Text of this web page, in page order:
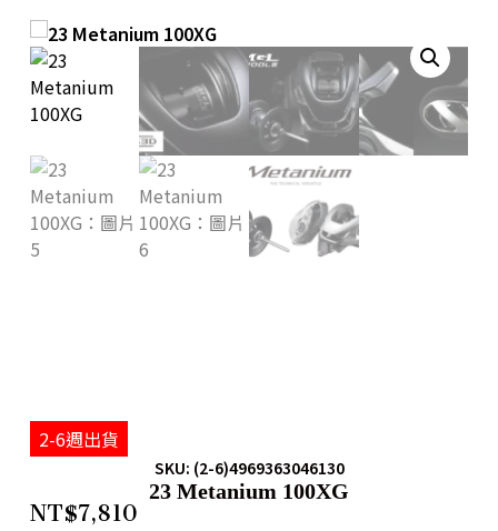
2-6週出貨
SKU: (2-6)4969363046130
23 Metanium 100XG
NT$7,810